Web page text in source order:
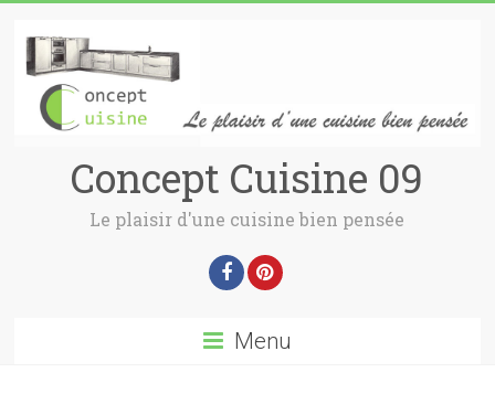
Concept Cuisine 09
Le plaisir d'une cuisine bien pensée
Menu